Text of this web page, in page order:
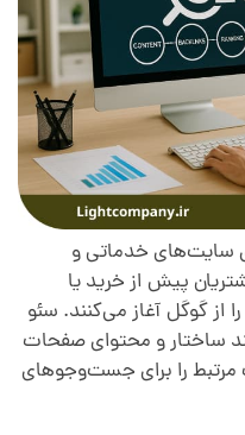
سایت‌های خدماتی و
پیش از خرید یا
گوگل آغاز می‌کنند. سئو
ساختار و محتوای صفحات
مرتبط را برای جست‌وجوهای